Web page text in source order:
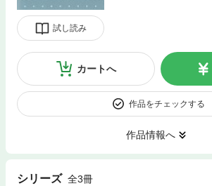
試し読み
カートへ
作品をチェックする
作品情報へ
シリーズ 全3冊